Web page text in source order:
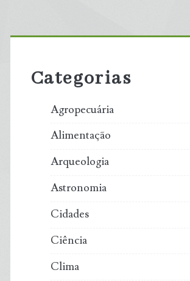
Primary
Sidebar
Categorias
Agropecuária
Alimentação
Arqueologia
Astronomia
Cidades
Ciência
Clima